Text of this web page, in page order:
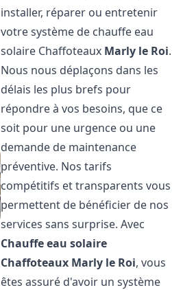
installer, réparer ou entretenir
votre système de chauffe eau
solaire Chaffoteaux Marly le Roi.
Nous nous déplaçons dans les
délais les plus brefs pour
répondre à vos besoins, que ce
soit pour une urgence ou une
demande de maintenance
préventive. Nos tarifs
compétitifs et transparents vous
permettent de bénéficier de nos
services sans surprise. Avec
Chauffe eau solaire
Chaffoteaux Marly le Roi, vous
êtes assuré d'avoir un système